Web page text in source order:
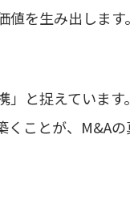
を生み出します。
と捉えていま
ことが、M&A